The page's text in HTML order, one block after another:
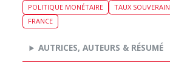
POLITIQUE MONÉTAIRE
TAUX SOUVERAIN
FRANCE
AUTRICES, AUTEURS & RÉSUMÉ